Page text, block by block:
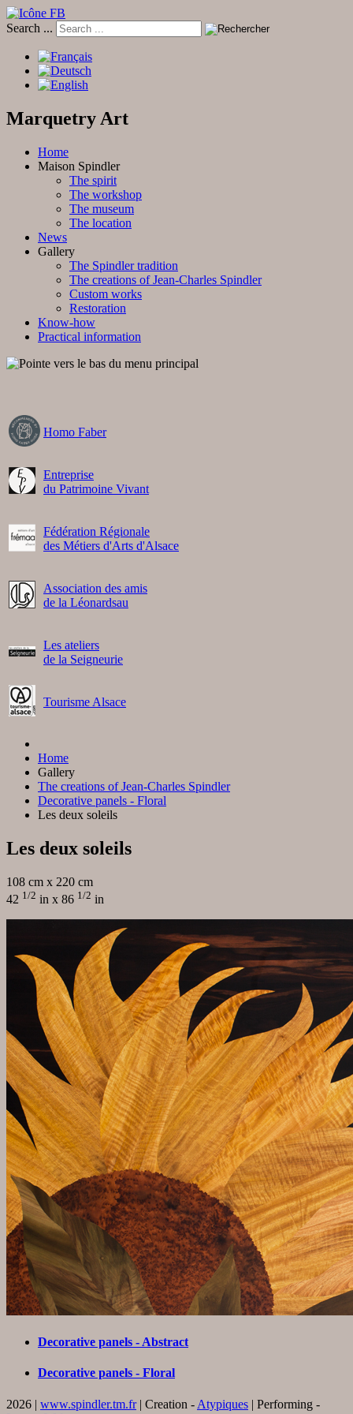
Search ...
Marquetry Art
Home
Maison Spindler
The spirit
The workshop
The museum
The location
News
Gallery
The Spindler tradition
The creations of Jean-Charles Spindler
Custom works
Restoration
Know-how
Practical information
Homo Faber
Entreprise
du Patrimoine Vivant
Fédération Régionale
des Métiers d'Arts d'Alsace
Association des amis
de la Léonardsau
Les ateliers
de la Seigneurie
Tourisme Alsace
Home
Gallery
The creations of Jean-Charles Spindler
Decorative panels - Floral
Les deux soleils
Les deux soleils
108 cm x 220 cm
42 1/2 in x 86 1/2 in
Decorative panels - Abstract
Decorative panels - Floral
2026 | www.spindler.tm.fr| Creation - Atypiques | Performing -